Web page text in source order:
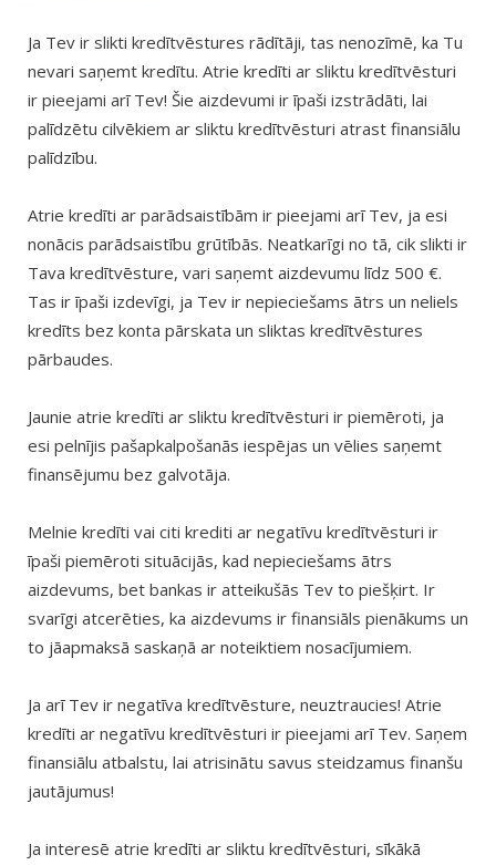
Ja Tev ir slikti kredītvēstures rādītāji, tas nenozīmē, ka Tu
nevari saņemt kredītu. Atrie kredīti ar sliktu kredītvēsturi
ir pieejami arī Tev! Šie aizdevumi ir īpaši izstrādāti, lai
palīdzētu cilvēkiem ar sliktu kredītvēsturi atrast finansiālu
palīdzību.
Atrie kredīti ar parādsaistībām ir pieejami arī Tev, ja esi
nonācis parādsaistību grūtībās. Neatkarīgi no tā, cik slikti ir
Tava kredītvēsture, vari saņemt aizdevumu līdz 500 €.
Tas ir īpaši izdevīgi, ja Tev ir nepieciešams ātrs un neliels
kredīts bez konta pārskata un sliktas kredītvēstures
pārbaudes.
Jaunie atrie kredīti ar sliktu kredītvēsturi ir piemēroti, ja
esi pelnījis pašapkalpošanās iespējas un vēlies saņemt
finansējumu bez galvotāja.
Melnie kredīti vai citi krediti ar negatīvu kredītvēsturi ir
īpaši piemēroti situācijās, kad nepieciešams ātrs
aizdevums, bet bankas ir atteikušās Tev to piešķirt. Ir
svarīgi atcerēties, ka aizdevums ir finansiāls pienākums un
to jāapmaksā saskaņā ar noteiktiem nosacījumiem.
Ja arī Tev ir negatīva kredītvēsture, neuztraucies! Atrie
kredīti ar negatīvu kredītvēsturi ir pieejami arī Tev. Saņem
finansiālu atbalstu, lai atrisinātu savus steidzamus finanšu
jautājumus!
Ja interesē atrie kredīti ar sliktu kredītvēsturi, sīkākā